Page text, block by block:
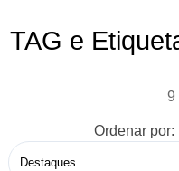
TAG e
9
Ordenar por: